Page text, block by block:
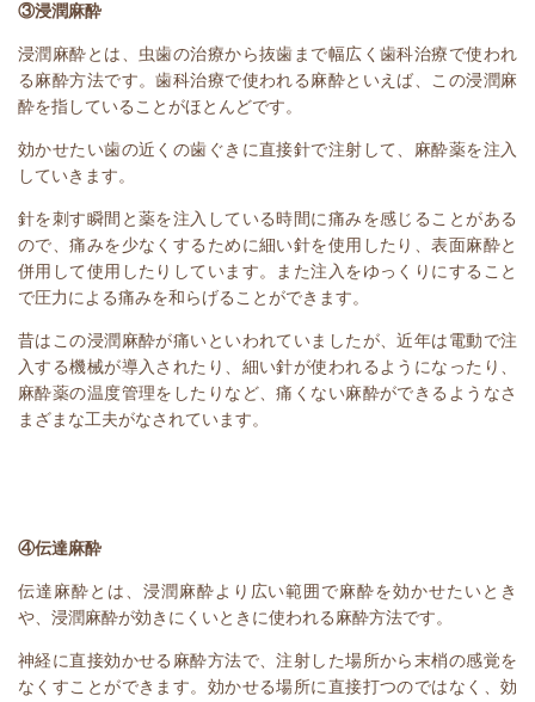
③浸潤麻酔
浸潤麻酔とは、虫歯の治療から抜歯まで幅広く歯科治療で使われ
る麻酔方法です。歯科治療で使われる麻酔といえば、この浸潤麻
酔を指していることがほとんどです。
効かせたい歯の近くの歯ぐきに直接針で注射して、麻酔薬を注入
していきます。
針を刺す瞬間と薬を注入している時間に痛みを感じることがある
ので、痛みを少なくするために細い針を使用したり、表面麻酔と
併用して使用したりしています。また注入をゆっくりにすること
で圧力による痛みを和らげることができます。
昔はこの浸潤麻酔が痛いといわれていましたが、近年は電動で注
入する機械が導入されたり、細い針が使われるようになったり、
麻酔薬の温度管理をしたりなど、痛くない麻酔ができるようなさ
まざまな工夫がなされています。
④伝達麻酔
伝達麻酔とは、浸潤麻酔より広い範囲で麻酔を効かせたいとき
や、浸潤麻酔が効きにくいときに使われる麻酔方法です。
神経に直接効かせる麻酔方法で、注射した場所から末梢の感覚を
なくすことができます。効かせる場所に直接打つのではなく、効